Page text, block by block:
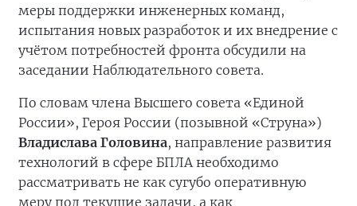
меры поддержки инженерных команд,
испытания новых разработок и их внедрение с
учётом потребностей фронта обсудили на
заседании Наблюдательного совета.
По словам члена Высшего совета «Единой
России», Героя России (позывной «Струна»)
Владислава Головина, направление развития
технологий в сфере БПЛА необходимо
рассматривать не как сугубо оперативную
меру под текущие задачи, а как